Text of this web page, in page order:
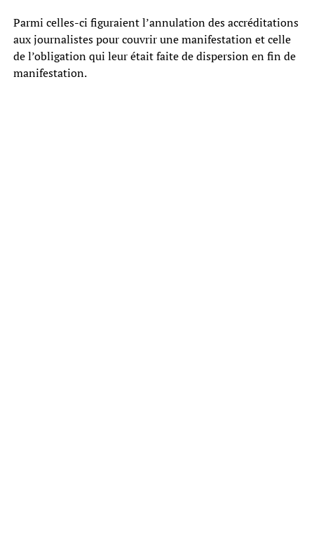
Parmi celles-ci figuraient l’annulation des accréditations
aux journalistes pour couvrir une manifestation et celle
de l’obligation qui leur était faite de dispersion en fin de
manifestation.